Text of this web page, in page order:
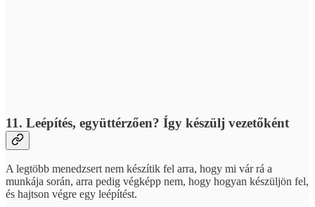
11. Leépítés, együttérzően? Így készülj vezetőként
A legtöbb menedzsert nem készítik fel arra, hogy mi vár rá a
munkája során, arra pedig végképp nem, hogy hogyan készüljön fel,
és hajtson végre egy leépítést.